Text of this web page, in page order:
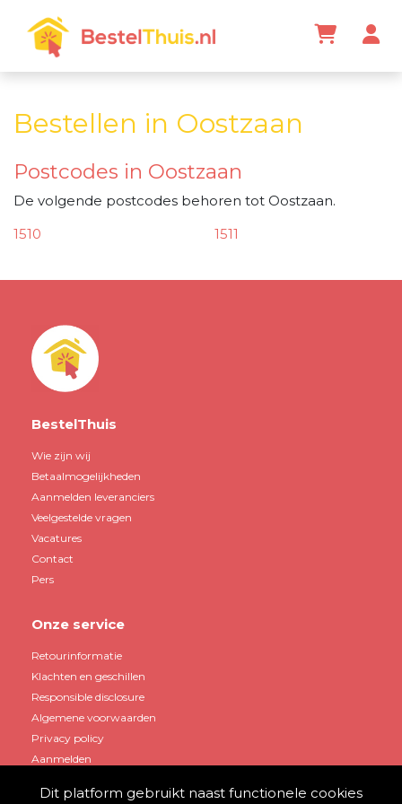
Bestellen in Oostzaan
Postcodes in Oostzaan
De volgende postcodes behoren tot Oostzaan.
1510
1511
BestelThuis
Wie zijn wij
Betaalmogelijkheden
Aanmelden leveranciers
Veelgestelde vragen
Vacatures
Contact
Pers
Onze service
Retourinformatie
Klachten en geschillen
Responsible disclosure
Algemene voorwaarden
Privacy policy
Aanmelden
Dit platform gebruikt naast functionele cookies